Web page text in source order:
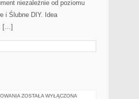
niezależnie od poziomu
i Ślubne DIY. Idea
[…]
CUDA
ZOSTAŁA WYŁĄCZONA